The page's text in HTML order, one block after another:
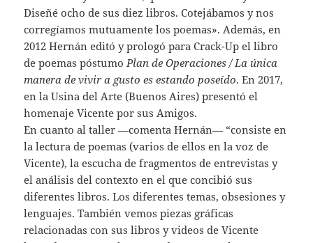
Diseñé ocho de sus diez libros. Cotejábamos y nos
corregíamos mutuamente los poemas». Además, en
2012 Hernán editó y prologó para Crack-Up el libro
de poemas póstumo Plan de Operaciones / La única
manera de vivir a gusto es estando poseído. En 2017,
en la Usina del Arte (Buenos Aires) presentó el
homenaje Vicente por sus Amigos.
En cuanto al taller —comenta Hernán— “consiste en
la lectura de poemas (varios de ellos en la voz de
Vicente), la escucha de fragmentos de entrevistas y
el análisis del contexto en el que concibió sus
diferentes libros. Los diferentes temas, obsesiones y
lenguajes. También vemos piezas gráficas
relacionadas con sus libros y videos de Vicente